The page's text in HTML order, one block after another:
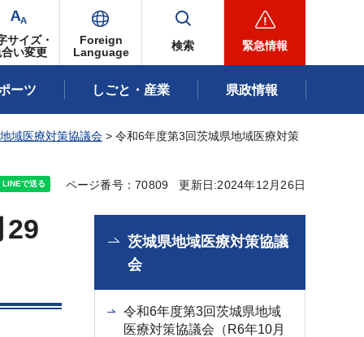
サイズ・
い変更
Foreign
Language
検索 緊急情報
ーツ しごと・産業 県政情報
域医療対策協議会 > 令和6年度第3回茨城県地域医療対策
ページ番号：70809 更新日:2024年12月26日
29
茨城県地域医療対策協議
会
令和6年度第3回茨城県地域
医療対策協議会（R6年10月